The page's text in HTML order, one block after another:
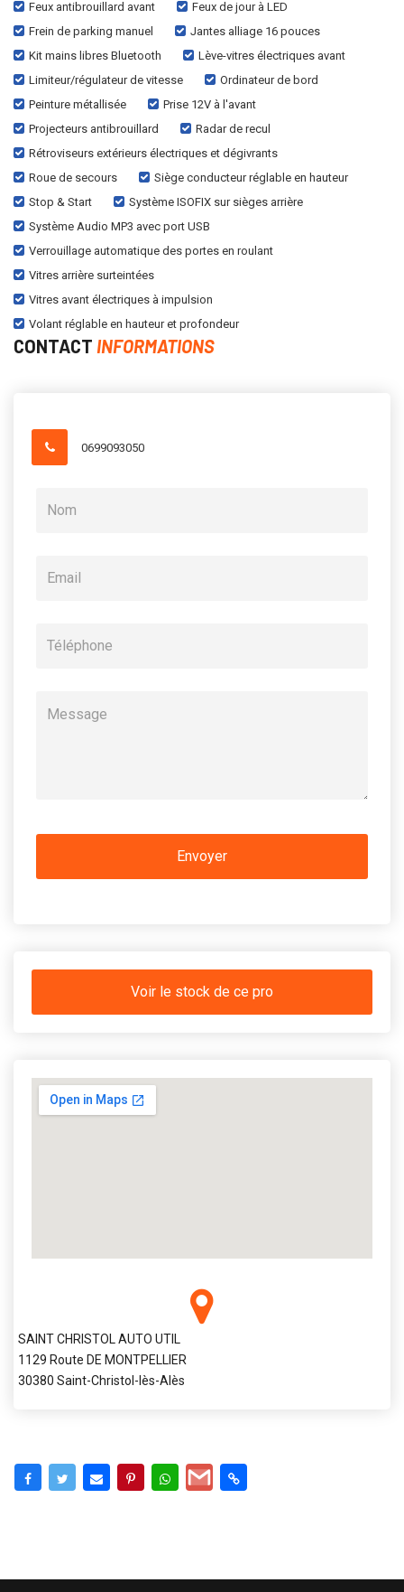
Feux antibrouillard avant
Feux de jour à LED
Frein de parking manuel
Jantes alliage 16 pouces
Kit mains libres Bluetooth
Lève-vitres électriques avant
Limiteur/régulateur de vitesse
Ordinateur de bord
Peinture métallisée
Prise 12V à l'avant
Projecteurs antibrouillard
Radar de recul
Rétroviseurs extérieurs électriques et dégivrants
Roue de secours
Siège conducteur réglable en hauteur
Stop & Start
Système ISOFIX sur sièges arrière
Système Audio MP3 avec port USB
Verrouillage automatique des portes en roulant
Vitres arrière surteintées
Vitres avant électriques à impulsion
Volant réglable en hauteur et profondeur
CONTACT INFORMATIONS
0699093050
Voir le stock de ce pro
SAINT CHRISTOL AUTO UTIL
1129 Route DE MONTPELLIER
30380 Saint-Christol-lès-Alès